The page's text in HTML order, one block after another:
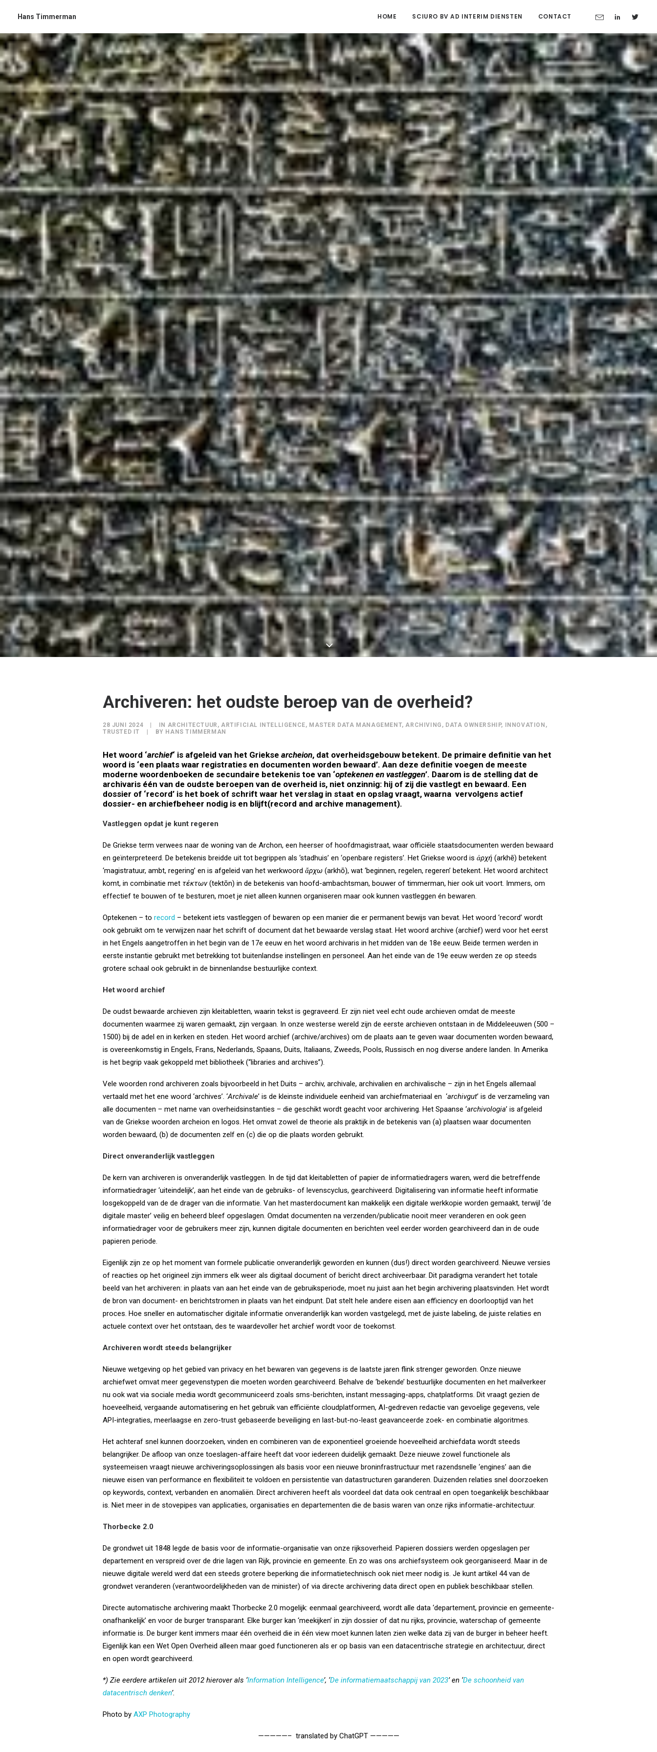
Hans Timmerman HOME SCIURO BV AD INTERIM DIENSTEN CONTACT
Archiveren: het oudste beroep van de overheid?
28 JUNI 2024 IN ARCHITECTUUR ,ARTIFICIAL INTELLIGENCE, MASTER DATA MANAGEMENT,ARCHIVING , DATA OWNERSHIP, INNOVATION ,
TRUSTED IT
BY HANS TIMMERMAN
Het woord ‘archief‘ is afgeleid van het Griekse archeion, dat overheidsgebouw betekent. De primaire definitie van het
woord is ‘een plaats waar registraties en documenten worden bewaard’. Aan deze definitie voegen de meeste
moderne woordenboeken de secundaire betekenis toe van ‘optekenen en vastleggen’. Daarom is de stelling dat de
archivaris één van de oudste beroepen van de overheid is, niet onzinnig: hij of zij die vastlegt en bewaard. Een
dossier of ‘record’ is het boek of schrift waar het verslag in staat en opslag vraagt, waarna vervolgens actief
dossier- en archiefbeheer nodig is en blijft(record and archive management).
Vastleggen opdat je kunt regeren
De Griekse term verwees naar de woning van de Archon, een heerser of hoofdmagistraat, waar officiële staatsdocumenten werden bewaard
en geïnterpreteerd. De betekenis breidde uit tot begrippen als ‘stadhuis’ en ‘openbare registers’. Het Griekse woord is ἀρχή (arkhē) betekent
‘magistratuur, ambt, regering’ en is afgeleid van het werkwoord ἄρχω (arkhō), wat ‘beginnen, regelen, regeren’ betekent. Het woord architect
komt, in combinatie met τέκτων(tektōn) in de betekenis van hoofd-ambachtsman, bouwer of timmerman, hier ook uit voort. Immers, om
effectief te bouwen of te besturen, moet je niet alleen kunnen organiseren maar ook kunnen vastleggen én bewaren.
Optekenen – to record – betekent iets vastleggen of bewaren op een manier die er permanent bewijs van bevat. Het woord ‘record’ wordt
ook gebruikt om te verwijzen naar het schrift of document dat het bewaarde verslag staat. Het woord archive (archief) werd voor het eerst
in het Engels aangetroffen in het begin van de 17e eeuw en het woord archivaris in het midden van de 18e eeuw. Beide termen werden in
eerste instantie gebruikt met betrekking tot buitenlandse instellingen en personeel. Aan het einde van de 19e eeuw werden ze op steeds
grotere schaal ook gebruikt in de binnenlandse bestuurlijke context.
Het woord archief
De oudst bewaarde archieven zijn kleitabletten, waarin tekst is gegraveerd. Er zijn niet veel echt oude archieven omdat de meeste
documenten waarmee zij waren gemaakt, zijn vergaan. In onze westerse wereld zijn de eerste archieven ontstaan in de Middeleeuwen (500 –
1500) bij de adel en in kerken en steden. Het woord archief (archive/archives) om de plaats aan te geven waar documenten worden bewaard,
is overeenkomstig in Engels, Frans, Nederlands, Spaans, Duits, Italiaans, Zweeds, Pools, Russisch en nog diverse andere landen. In Amerika
is het begrip vaak gekoppeld met bibliotheek (“libraries and archives”).
Vele woorden rond archiveren zoals bijvoorbeeld in het Duits – archiv, archivale, archivalien en archivalische – zijn in het Engels allemaal
vertaald met het ene woord ‘archives’. ‘Archivale’ is de kleinste individuele eenheid van archiefmateriaal en ‘archivgut’ is de verzameling van
alle documenten – met name van overheidsinstanties – die geschikt wordt geacht voor archivering. Het Spaanse ‘archivologia’ is afgeleid
van de Griekse woorden archeion en logos. Het omvat zowel de theorie als praktijk in de betekenis van (a) plaatsen waar documenten
worden bewaard, (b) de documenten zelf en (c) die op die plaats worden gebruikt.
Direct onveranderlijk vastleggen
De kern van archiveren is onveranderlijk vastleggen. In de tijd dat kleitabletten of papier de informatiedragers waren, werd die betreffende
informatiedrager ‘uiteindelijk’, aan het einde van de gebruiks- of levenscyclus, gearchiveerd. Digitalisering van informatie heeft informatie
losgekoppeld van de de drager van die informatie. Van het masterdocument kan makkelijk een digitale werkkopie worden gemaakt, terwijl ‘de
digitale master’ veilig en beheerd bleef opgeslagen. Omdat documenten na verzenden/publicatie nooit meer veranderen en ook geen
informatiedrager voor de gebruikers meer zijn, kunnen digitale documenten en berichten veel eerder worden gearchiveerd dan in de oude
papieren periode.
Eigenlijk zijn ze op het moment van formele publicatie onveranderlijk geworden en kunnen (dus!) direct worden gearchiveerd. Nieuwe versies
of reacties op het origineel zijn immers elk weer als digitaal document of bericht direct archiveerbaar. Dit paradigma verandert het totale
beeld van het archiveren: in plaats van aan het einde van de gebruiksperiode, moet nu juist aan het begin archivering plaatsvinden. Het wordt
de bron van document- en berichtstromen in plaats van het eindpunt. Dat stelt hele andere eisen aan efficiency en doorlooptijd van het
proces. Hoe sneller en automatischer digitale informatie onveranderlijk kan worden vastgelegd, met de juiste labeling, de juiste relaties en
actuele context over het ontstaan, des te waardevoller het archief wordt voor de toekomst.
Archiveren wordt steeds belangrijker
Nieuwe wetgeving op het gebied van privacy en het bewaren van gegevens is de laatste jaren flink strenger geworden. Onze nieuwe
archiefwet omvat meer gegevenstypen die moeten worden gearchiveerd. Behalve de ‘bekende’ bestuurlijke documenten en het mailverkeer
nu ook wat via sociale media wordt gecommuniceerd zoals sms-berichten, instant messaging-apps, chatplatforms. Dit vraagt gezien de
hoeveelheid, vergaande automatisering en het gebruik van efficiënte cloudplatformen, AI-gedreven redactie van gevoelige gegevens, vele
API-integraties, meerlaagse en zero-trust gebaseerde beveiliging en last-but-no-least geavanceerde zoek- en combinatie algoritmes.
Het achteraf snel kunnen doorzoeken, vinden en combineren van de exponentieel groeiende hoeveelheid archiefdata wordt steeds
belangrijker. De afloop van onze toeslagen-affaire heeft dat voor iedereen duidelijk gemaakt. Deze nieuwe zowel functionele als
systeemeisen vraagt nieuwe archiveringsoplossingen als basis voor een nieuwe broninfrastructuur met razendsnelle ‘engines’ aan die
nieuwe eisen van performance en flexibiliteit te voldoen en persistentie van datastructuren garanderen. Duizenden relaties snel doorzoeken
op keywords, context, verbanden en anomaliën. Direct archiveren heeft als voordeel dat data ook centraal en open toegankelijk beschikbaar
is. Niet meer in de stovepipes van applicaties, organisaties en departementen die de basis waren van onze rijks informatie-architectuur.
Thorbecke 2.0
De grondwet uit 1848 legde de basis voor de informatie-organisatie van onze rijksoverheid. Papieren dossiers werden opgeslagen per
departement en verspreid over de drie lagen van Rijk, provincie en gemeente. En zo was ons archiefsysteem ook georganiseerd. Maar in de
nieuwe digitale wereld werd dat een steeds grotere beperking die informatietechnisch ook niet meer nodig is. Je kunt artikel 44 van de
grondwet veranderen (verantwoordelijkheden van de minister) of via directe archivering data direct open en publiek beschikbaar stellen.
Directe automatische archivering maakt Thorbecke 2.0 mogelijk: eenmaal gearchiveerd, wordt alle data ‘departement, provincie en gemeente-
onafhankelijk’ en voor de burger transparant. Elke burger kan ‘meekijken’ in zijn dossier of dat nu rijks, provincie, waterschap of gemeente
informatie is. De burger kent immers maar één overheid die in één view moet kunnen laten zien welke data zij van de burger in beheer heeft.
Eigenlijk kan een Wet Open Overheid alleen maar goed functioneren als er op basis van een datacentrische strategie en architectuur, direct
en open wordt gearchiveerd.
*) Zie eerdere artikelen uit 2012 hierover als ‘Information Intelligence’, ‘De informatiemaatschappij van 2023’ en ‘De schoonheid van
datacentrisch denken’.
Photo by AXP Photography
—————– translated by ChatGPT —————